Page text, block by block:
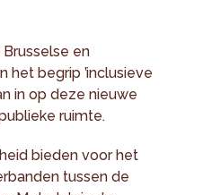
en
het begrip ’inclusieve
in op deze nieuwe
ruimte.
bieden voor het
tussen de